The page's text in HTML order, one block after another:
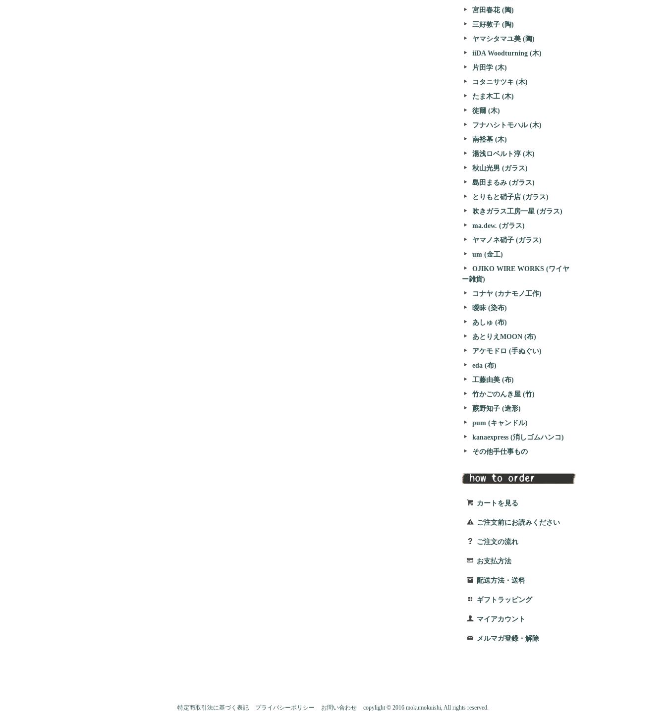
宮田春花 (陶)
三好敦子 (陶)
ヤマシタマユ美 (陶)
iiDA Woodturning (木)
片田学 (木)
コタニサツキ (木)
たま木工 (木)
徒爾 (木)
フナハシトモハル (木)
南裕基 (木)
湯浅ロベルト淳 (木)
秋山光男 (ガラス)
島田まるみ (ガラス)
とりもと硝子店 (ガラス)
吹きガラス工房一星 (ガラス)
ma.dew. (ガラス)
ヤマノネ硝子 (ガラス)
um (金工)
OJIKO WIRE WORKS (ワイヤ
ー雑貨)
コナヤ (カナモノ工作)
曖昧 (染布)
あしゅ (布)
あとりえMOON (布)
アケモドロ (手ぬぐい)
eda (布)
工藤由美 (布)
竹かごのんき屋 (竹)
蕨野知子 (造形)
pum (キャンドル)
kanaexpress (消しゴムハンコ)
その他手仕事もの
カートを見る
ご注文前にお読みください
ご注文の流れ
お支払方法
配送方法・送料
ギフトラッピング
マイアカウント
メルマガ登録・解除
特定商取引法に基づく表記 プライバシーポリシー お問い合わせ copylight © 2016 mokumokuishi, All rights reserved.